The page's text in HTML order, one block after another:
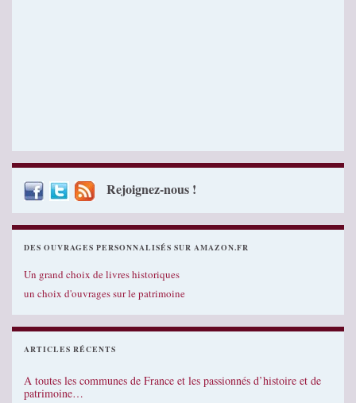
Rejoignez-nous !
DES OUVRAGES PERSONNALISÉS SUR AMAZON.FR
Un grand choix de livres historiques
un choix d'ouvrages sur le patrimoine
ARTICLES RÉCENTS
A toutes les communes de France et les passionnés d’histoire et de
patrimoine…